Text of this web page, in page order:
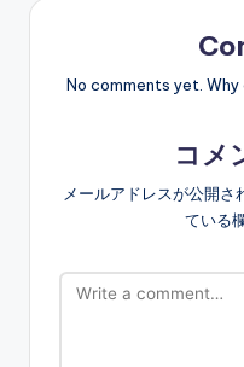
No comments yet.
コメ
メールアドレスが公開さ
ている